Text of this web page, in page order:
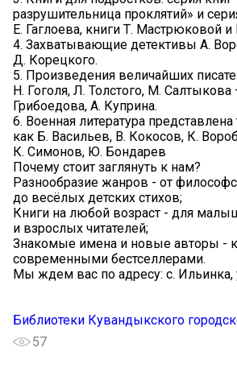
разрушительница проклятий» и
Е. Гаглоева, книги Т. Мастрюковой
4. Захватывающие детективы А.
Д. Корецкого.
5. Произведения величайших
Н. Гоголя, Л. Толстого, М.
Грибоедова, А. Куприна.
6. Военная литература
как Б. Васильев, В. Кокосов, К.
К. Симонов, Ю. Бондарев
Почему стоит заглянуть к нам?
Разнообразие жанров - от
до весёлых детских стихов;
Книги на любой возраст - для
и взрослых читателей;
Знакомые имена и новые авторы -
современными бестселлерами.
Мы ждем вас по адресу: с. Ильинка,
Библиотеки Кувандыкского
57